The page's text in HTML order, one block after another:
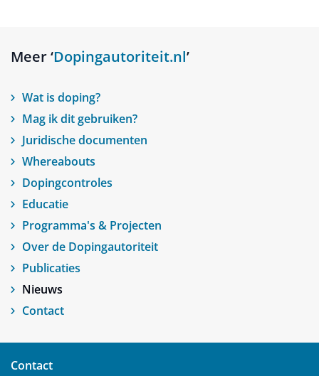
Meer ‘Dopingautoriteit.nl’
Wat is doping?
Mag ik dit gebruiken?
Juridische documenten
Whereabouts
Dopingcontroles
Educatie
Programma's & Projecten
Over de Dopingautoriteit
Publicaties
Nieuws
Contact
Contact